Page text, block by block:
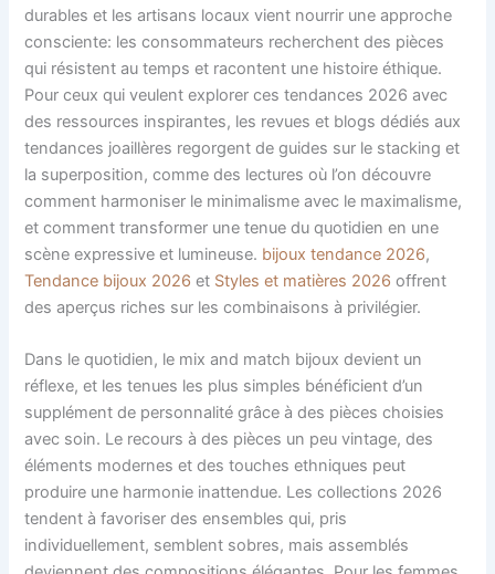
durables et les artisans locaux vient nourrir une approche
consciente: les consommateurs recherchent des pièces
qui résistent au temps et racontent une histoire éthique.
Pour ceux qui veulent explorer ces tendances 2026 avec
des ressources inspirantes, les revues et blogs dédiés aux
tendances joaillères regorgent de guides sur le stacking et
la superposition, comme des lectures où l’on découvre
comment harmoniser le minimalisme avec le maximalisme,
et comment transformer une tenue du quotidien en une
scène expressive et lumineuse. bijoux tendance 2026,
Tendance bijoux 2026 et Styles et matières 2026 offrent
des aperçus riches sur les combinaisons à privilégier.
Dans le quotidien, le mix and match bijoux devient un
réflexe, et les tenues les plus simples bénéficient d’un
supplément de personnalité grâce à des pièces choisies
avec soin. Le recours à des pièces un peu vintage, des
éléments modernes et des touches ethniques peut
produire une harmonie inattendue. Les collections 2026
tendent à favoriser des ensembles qui, pris
individuellement, semblent sobres, mais assemblés